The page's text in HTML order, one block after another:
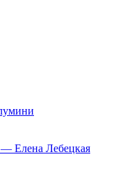
Елена Лебецкая